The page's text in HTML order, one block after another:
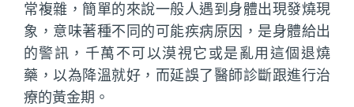
常複雜，簡單的來說一般人遇到身體出現發燒現
象，意味著種不同的可能疾病原因，是身體給出
的警訊，千萬不可以漠視它或是亂用這個退燒
藥，以為降溫就好，而延誤了醫師診斷跟進行治
療的黃金期。